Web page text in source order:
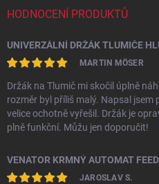
HODNOCENÍ PRODUKTŮ
MARTIN MÖSER
Držák na Tlumič mi skočil úplně
rozměr byl příliš malý. Napsal jsem
velice ochotně vyřešil. Držák je
plně funkční. Můžu jen doporučit!
VENATOR KRMNÝ AUTOMAT
JAROSLAV S.